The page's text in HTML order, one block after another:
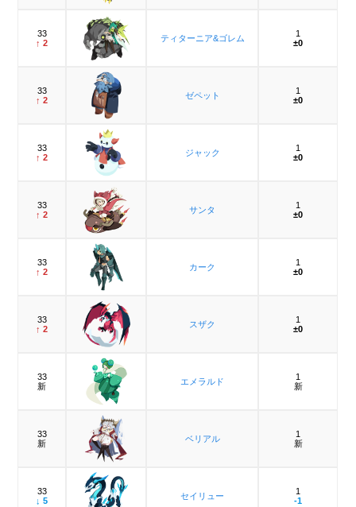
33
↑ 2
ティターニア&ゴレム
1
±0
33
↑ 2
ゼペット
1
±0
33
↑ 2
ジャック
1
±0
33
↑ 2
サンタ
1
±0
33
↑ 2
カーク
1
±0
33
↑ 2
スザク
1
±0
33
新
エメラルド
1
新
33
新
ベリアル
1
新
33
↓ 5
セイリュー
1
-1